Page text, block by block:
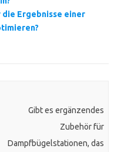
die Ergebnisse einer
Gibt es ergänzendes
Zubehör für
Dampfbügelstationen, das